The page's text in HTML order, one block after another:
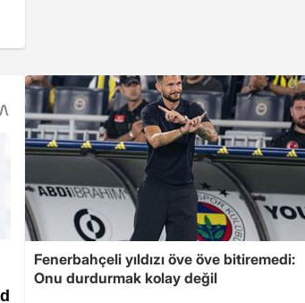
Fenerbahçeli yıldızı öve öve bitiremedi:
Onu durdurmak kolay değil